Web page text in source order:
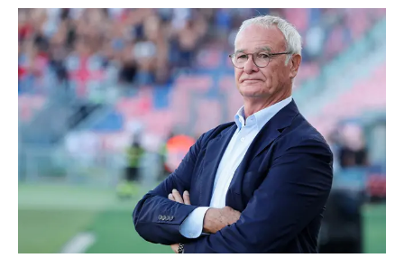
ITALIA
MONDO
POLITICA
ECONOMIA
SERVIZI ALLE IMPRESE
LAVORO